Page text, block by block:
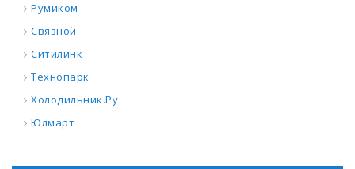
Румиком
Связной
Ситилинк
Технопарк
Холодильник.Ру
Юлмарт